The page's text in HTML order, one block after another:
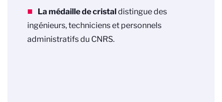
La médaille de cristaldistingue des
ingénieurs, techniciens et personnels
administratifs du CNRS.